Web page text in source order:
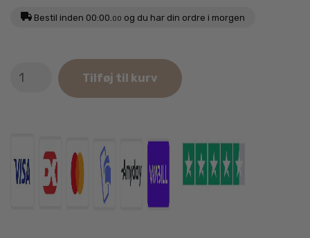
Bestil inden 00:00.00 og du har din ordre i morgen
Soft
200g
antal
Tilføj til kurv